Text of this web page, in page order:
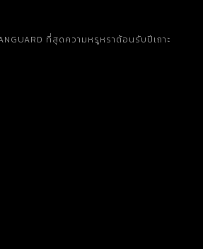
ที่สุดความหรูหราต้อนรับปีเถาะ